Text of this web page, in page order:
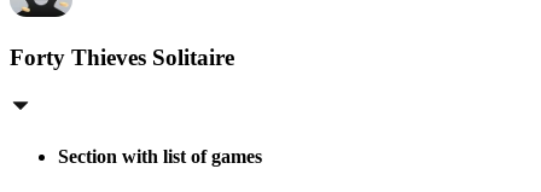
Forty Thieves Solitaire
Section with list of games